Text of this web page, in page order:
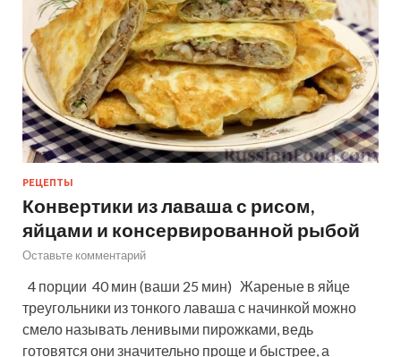
РЕЦЕПТЫ
Конвертики из лаваша с рисом,
яйцами и консервированной рыбой
Оставьте комментарий
4 порции 40 мин (ваши 25 мин) Жареные в яйце
треугольники из тонкого лаваша с начинкой можно
смело называть ленивыми пирожками, ведь
готовятся они значительно проще и быстрее, а